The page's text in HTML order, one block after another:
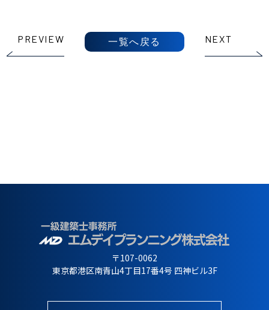
PREVIEW 一覧へ戻る NEXT
〒107-0062
東京都港区南青山4丁目17番4号 四神ビル3F